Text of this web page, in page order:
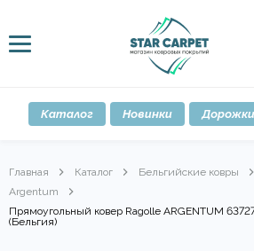
Каталог Новинки Дорожки
Главная Каталог Бельгийские ковры
Argentum
Прямоугольный ковер Ragolle ARGENTUM
(Бельгия)